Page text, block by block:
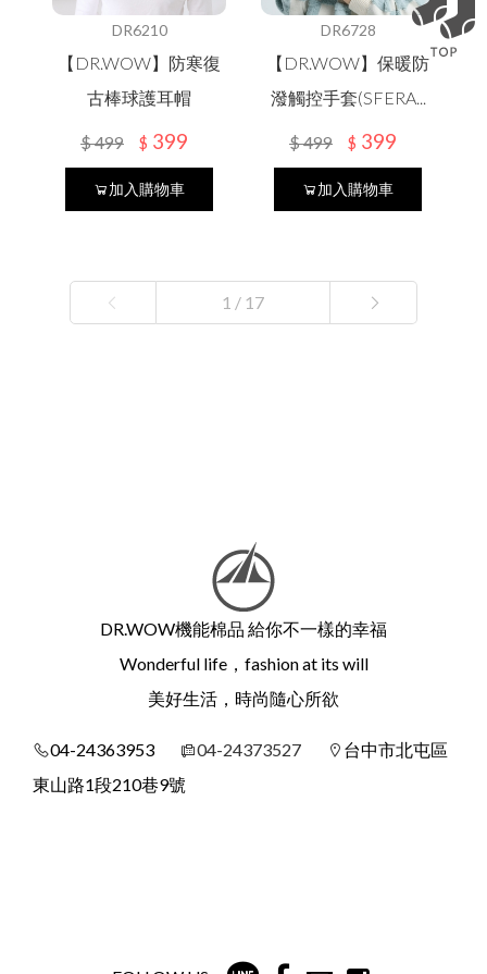
DR6210
【DR.WOW】防寒復
古棒球護耳帽
$499 $ 399
加入購物車
DR6728
【DR.WOW】保暖防
潑觸控手套(SFERA...
$499 $ 399
加入購物車
1 / 17
DR.WOW機能棉品 給你不一樣的幸福
Wonderful life，fashion at its will
美好生活，時尚隨心所欲
04-24363953 04-24373527
台中市北屯區
東山路1段210巷9號